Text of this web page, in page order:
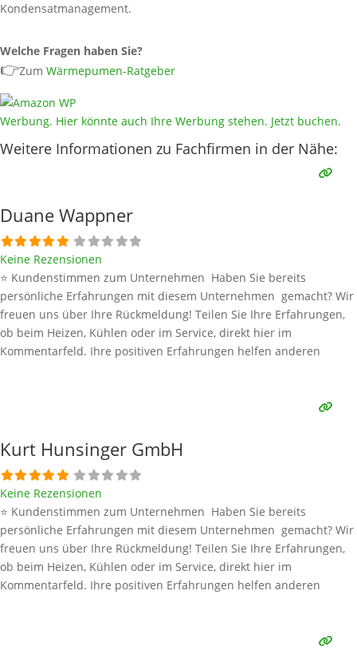
Kondensatmanagement.
Welche Fragen haben Sie?
👉Zum Wärmepumen-Ratgeber
Werbung. Hier könnte auch Ihre Werbung stehen. Jetzt buchen.
Weitere Informationen zu Fachfirmen in der Nähe:
Duane Wappner
Keine Rezensionen
⭐ Kundenstimmen zum Unternehmen Haben Sie bereits
persönliche Erfahrungen mit diesem Unternehmen gemacht? Wir
freuen uns über Ihre Rückmeldung! Teilen Sie Ihre Erfahrungen,
ob beim Heizen, Kühlen oder im Service, direkt hier im
Kommentarfeld. Ihre positiven Erfahrungen helfen anderen
Kurt Hunsinger GmbH
Keine Rezensionen
⭐ Kundenstimmen zum Unternehmen Haben Sie bereits
persönliche Erfahrungen mit diesem Unternehmen gemacht? Wir
freuen uns über Ihre Rückmeldung! Teilen Sie Ihre Erfahrungen,
ob beim Heizen, Kühlen oder im Service, direkt hier im
Kommentarfeld. Ihre positiven Erfahrungen helfen anderen